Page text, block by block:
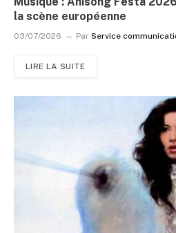
la scène européenne
03/07/2026 Par Service
LIRE LA SUITE